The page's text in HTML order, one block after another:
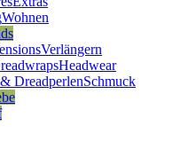
Wohnen
Verlängern
Headwear
DreadperlenSchmuck